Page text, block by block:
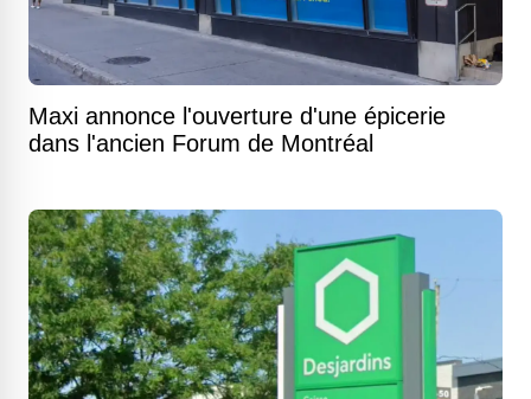
Maxi annonce l'ouverture d'une épicerie
dans l'ancien Forum de Montréal